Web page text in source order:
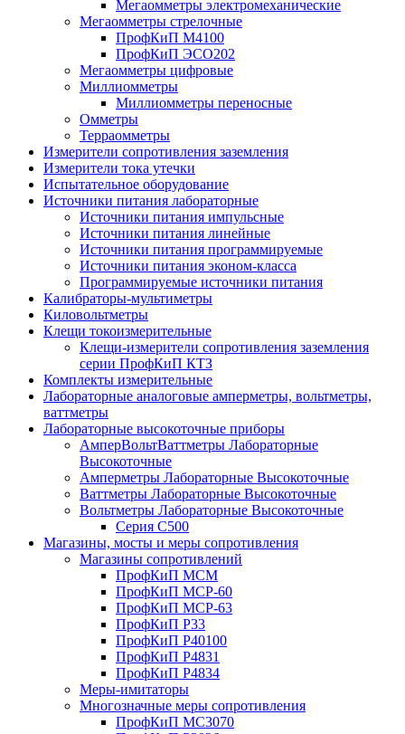
Мегаомметры электромеханические
Мегаомметры стрелочные
ПрофКиП М4100
ПрофКиП ЭСО202
Мегаомметры цифровые
Миллиомметры
Миллиомметры переносные
Омметры
Терраомметры
Измерители сопротивления заземления
Измерители тока утечки
Испытательное оборудование
Источники питания лабораторные
Источники питания импульсные
Источники питания линейные
Источники питания программируемые
Источники питания эконом-класса
Программируемые источники питания
Калибраторы-мультиметры
Киловольтметры
Клещи токоизмерительные
Клещи-измерители сопротивления заземления
серии ПрофКиП КТЗ
Комплекты измерительные
Лабораторные аналоговые амперметры, вольтметры,
ваттметры
Лабораторные высокоточные приборы
АмперВольтВаттметры Лабораторные
Высокоточные
Амперметры Лабораторные Высокоточные
Ваттметры Лабораторные Высокоточные
Вольтметры Лабораторные Высокоточные
Серия С500
Магазины, мосты и меры сопротивления
Магазины сопротивлений
ПрофКиП МСМ
ПрофКиП МСР-60
ПрофКиП МСР-63
ПрофКиП Р33
ПрофКиП Р40100
ПрофКиП Р4831
ПрофКиП Р4834
Меры-имитаторы
Многозначные меры сопротивления
ПрофКиП МС3070